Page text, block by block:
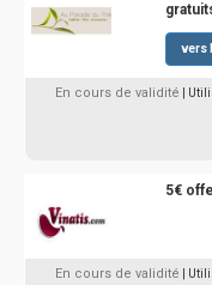
vers
En cours de validité |
5€
En cours de validité |